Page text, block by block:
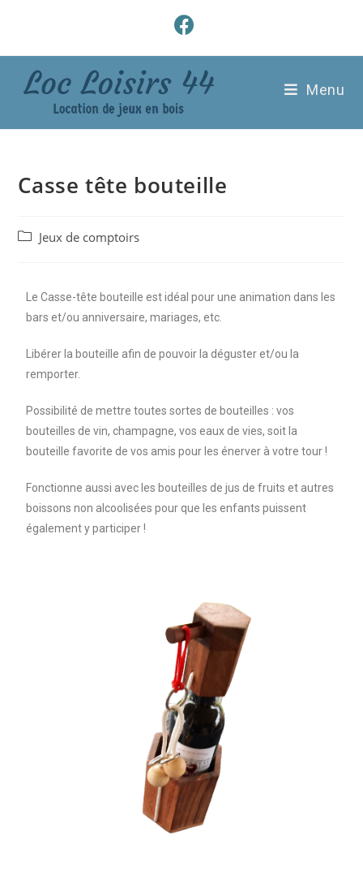
Menu
Casse tête bouteille
Jeux de comptoirs
Le Casse-tête bouteille est idéal pour une animation dans les
bars et/ou anniversaire, mariages, etc.
Libérer la bouteille afin de pouvoir la déguster et/ou la
remporter.
Possibilité de mettre toutes sortes de bouteilles : vos
bouteilles de vin, champagne, vos eaux de vies, soit la
bouteille favorite de vos amis pour les énerver à votre tour !
Fonctionne aussi avec les bouteilles de jus de fruits et autres
boissons non alcoolisées pour que les enfants puissent
également y participer !